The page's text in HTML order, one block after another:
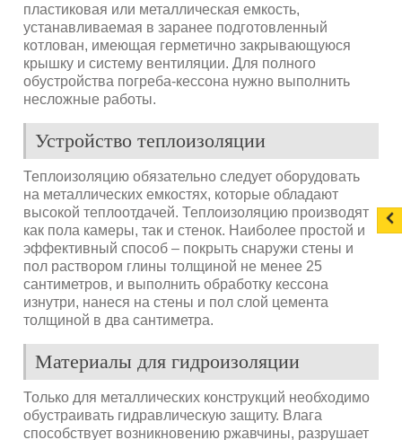
пластиковая или металлическая емкость,
устанавливаемая в заранее подготовленный
котлован, имеющая герметично закрывающуюся
крышку и систему вентиляции. Для полного
обустройства погреба-кессона нужно выполнить
несложные работы.
Устройство теплоизоляции
Теплоизоляцию обязательно следует оборудовать
на металлических емкостях, которые обладают
высокой теплоотдачей. Теплоизоляцию производят
как пола камеры, так и стенок. Наиболее простой и
эффективный способ – покрыть снаружи стены и
пол раствором глины толщиной не менее 25
сантиметров, и выполнить обработку кессона
изнутри, нанеся на стены и пол слой цемента
толщиной в два сантиметра.
Материалы для гидроизоляции
Только для металлических конструкций необходимо
обустраивать гидравлическую защиту. Влага
способствует возникновению ржавчины, разрушает